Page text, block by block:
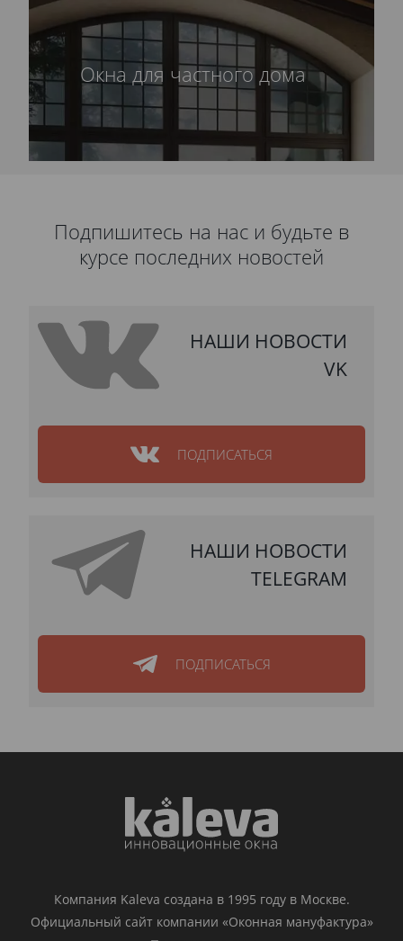
Окна для частного дома
Подпишитесь на нас и будьте в
курсе последних новостей
НАШИ НОВОСТИ
VK
ПОДПИСАТЬСЯ
НАШИ НОВОСТИ
TELEGRAM
ПОДПИСАТЬСЯ
Компания Kaleva создана в 1995 году в Москве.
Официальный сайт компании «Оконная мануфактура»